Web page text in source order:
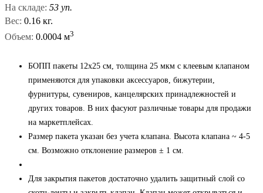
На складе: 53 уп.
Вес: 0.16 кг.
Объем: 0.0004 м3
БОПП пакеты 12x25 см, толщина 25 мкм с клеевым клапаном
применяются для упаковки аксессуаров, бижутерии,
фурнитуры, сувениров, канцелярских принадлежностей и
других товаров. В них фасуют различные товары для продажи
на маркетплейсах.
Размер пакета указан без учета клапана. Высота клапана ~ 4-5
см. Возможно отклонение размеров ± 1 см.
Для закрытия пакетов достаточно удалить защитный слой со